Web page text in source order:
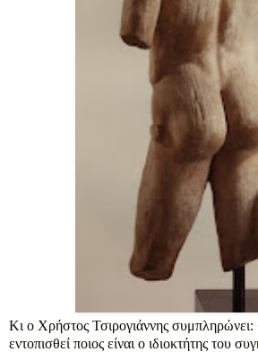
Κι ο Χρήστος Τσιρογιάννης συμπληρώνει:
εντοπισθεί ποιος είναι ο ιδιοκτήτης του